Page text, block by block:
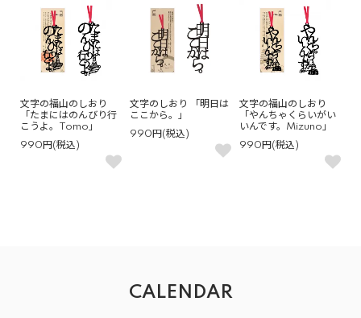
文字の福山のしおり
「たまにはのんびり行
こうよ。Tomo」
990円(税込)
文字のしおり 「明日は
ここから。」
990円(税込)
文字の福山のしおり
「やんちゃくらいがい
いんです。Mizuno」
990円(税込)
CALENDAR